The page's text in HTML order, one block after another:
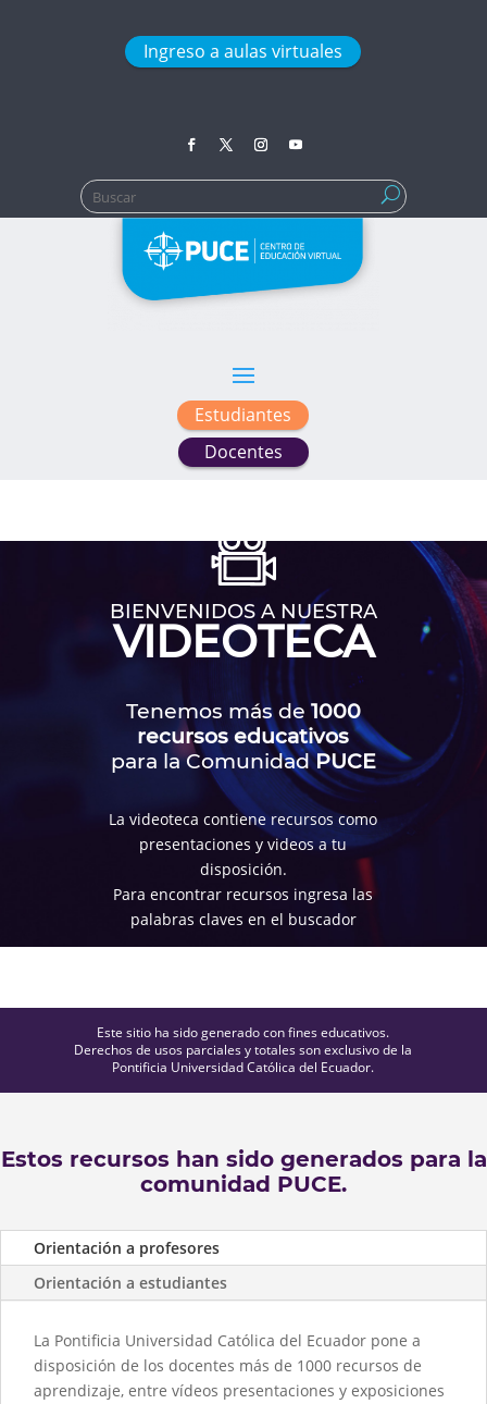
Ingreso a aulas virtuales
Buscar:
Estudiantes
Docentes
BIENVENIDOS A NUESTRA
VIDEOTECA
Tenemos más de 1000
recursos educativos
para la ComunidadPUCE
La videoteca contiene recursos como
presentaciones y videos a tu
disposición.
Para encontrar recursos ingresa las
palabras claves en el buscador
Este sitio ha sido generado con fines educativos.
Derechos de usos parciales y totales son exclusivo de la
Pontificia Universidad Católica del Ecuador.
Estos recursos han sido generados para la
comunidad PUCE.
Orientación a profesores
Orientación a estudiantes
La Pontificia Universidad Católica del Ecuador pone a
disposición de los docentes más de 1000 recursos de
aprendizaje, entre vídeos presentaciones y exposiciones